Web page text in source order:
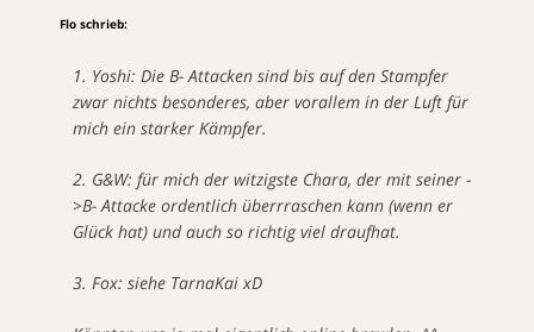
Flo schrieb:
1. Yoshi: Die B- Attacken sind bis auf den Stampfer
zwar nichts besonderes, aber vorallem in der Luft für
mich ein starker Kämpfer.
2. G&W: für mich der witzigste Chara, der mit seiner -
>B- Attacke ordentlich überrraschen kann (wenn er
Glück hat) und auch so richtig viel draufhat.
3. Fox: siehe TarnaKai xD